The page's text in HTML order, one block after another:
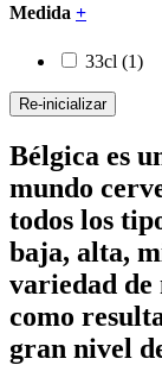
Medida +
33cl (1)
Re-inicializar
Bélgica es
mundo
todos los
baja, alta,
variedad de
como
gran nivel